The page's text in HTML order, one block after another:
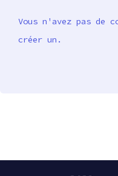
Vous n'avez pas de
créer un.